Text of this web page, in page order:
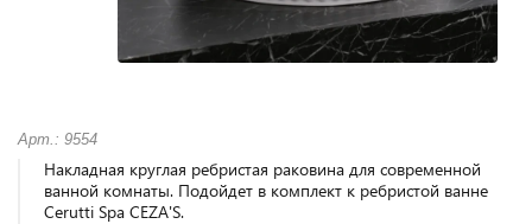
Арт.: 9554
Накладная круглая ребристая раковина для современной
ванной комнаты. Подойдет в комплект к ребристой ванне
Cerutti Spa CEZA'S.